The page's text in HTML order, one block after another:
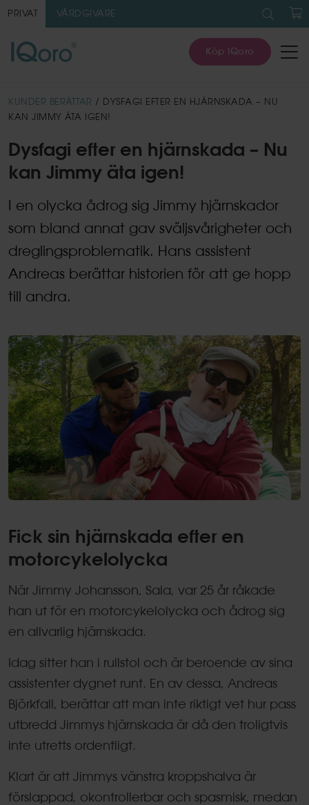
PRIVAT VÅRDGIVARE efter:
Köp IQoro
KUNDER BERÄTTAR / DYSFAGI EFTER EN HJÄRNSKADA – NU
KAN JIMMY ÄTA IGEN!
Dysfagi efter en hjärnskada – Nu
kan Jimmy äta igen!
I en olycka ådrog sig Jimmy hjärnskador
som bland annat gav sväljsvårigheter och
dreglingsproblematik. Hans assistent
Andreas berättar historien för att ge hopp
till andra.
Fick sin hjärnskada efter en
motorcykelolycka
När Jimmy Johansson, Sala, var 25 år råkade
han ut för en motorcykelolycka och ådrog sig
en allvarlig hjärnskada.
Idag sitter han i rullstol och är beroende av sina
assistenter dygnet runt. En av dessa, Andreas
Björkfall, berättar att man inte riktigt vet hur pass
utbredd Jimmys hjärnskada är då den troligtvis
inte utretts ordentligt.
Klart är att Jimmys vänstra kroppshalva är
förslappad, okontrollerbar och spasmisk, medan